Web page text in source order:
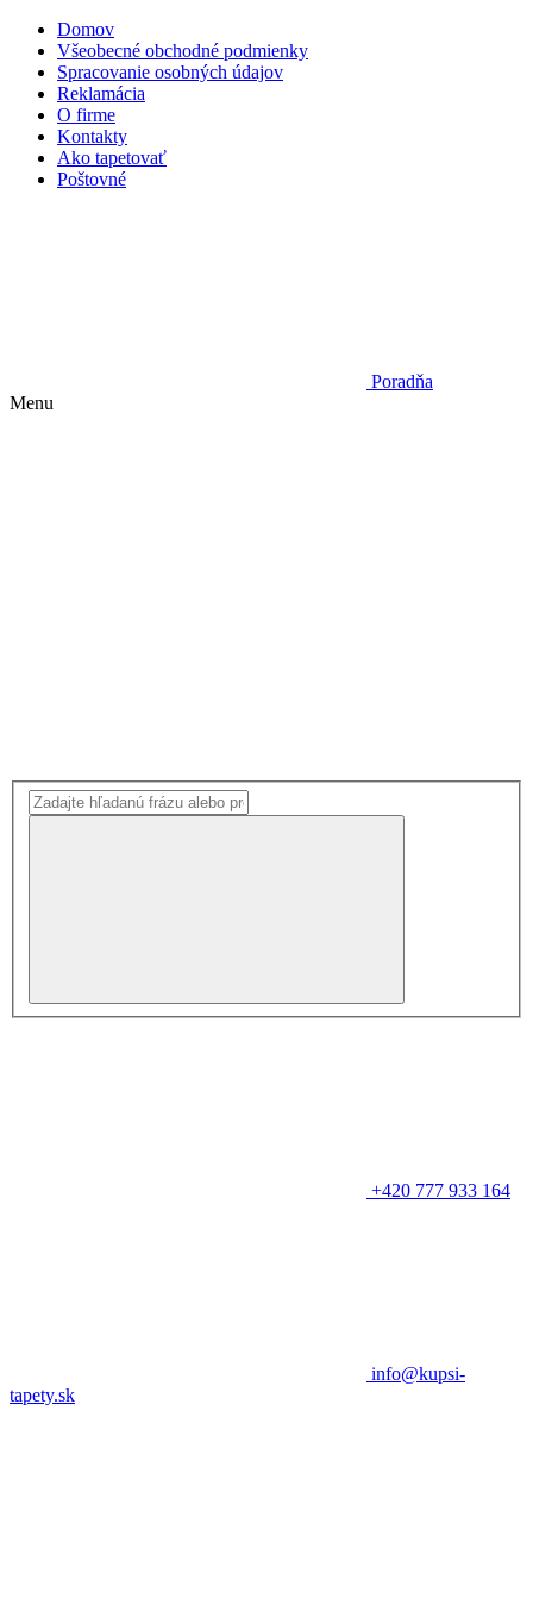
Domov
Všeobecné obchodné podmienky
Spracovanie osobných údajov
Reklamácia
O firme
Kontakty
Ako tapetovať
Poštovné
Poradňa
Menu
+420 777 933 164
info@kupsi-
tapety.sk